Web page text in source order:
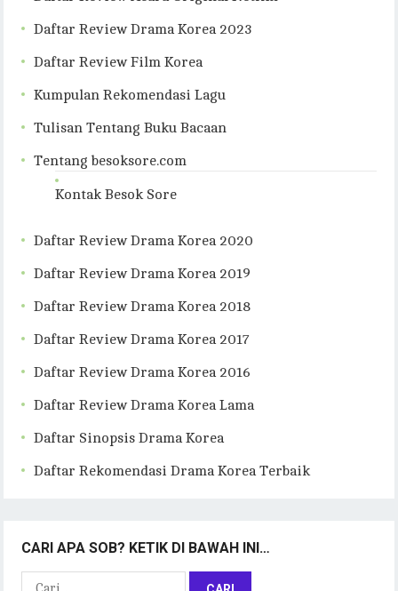
Daftar Review Drama Korea 2023
Daftar Review Film Korea
Kumpulan Rekomendasi Lagu
Tulisan Tentang Buku Bacaan
Tentang besoksore.com
Kontak Besok Sore
Daftar Review Drama Korea 2020
Daftar Review Drama Korea 2019
Daftar Review Drama Korea 2018
Daftar Review Drama Korea 2017
Daftar Review Drama Korea 2016
Daftar Review Drama Korea Lama
Daftar Sinopsis Drama Korea
Daftar Rekomendasi Drama Korea Terbaik
CARI APA SOB? KETIK DI BAWAH INI…
Cari